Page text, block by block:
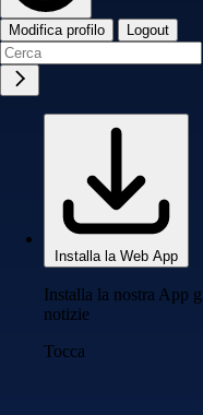
Modifica profilo Logout
Installa la Web App
Installa la nostra App
notizie
Tocca